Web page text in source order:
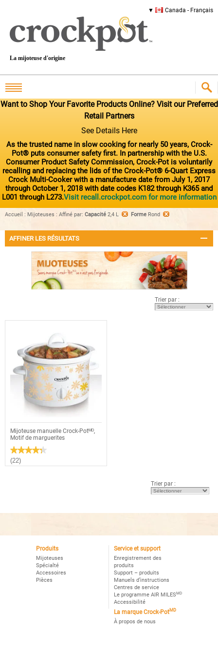
Canada - Français
La mijoteuse d'origine
Want to Shop Your Favorite Products Online? Visit our Preferred
Retail Partners
See Details Here
As the trusted name in slow cooking for nearly 50 years, Crock-
Pot® puts consumer safety first. In partnership with the U.S.
Consumer Product Safety Commission, Crock-Pot is voluntarily
recalling and replacing the lids of the Crock-Pot® 6-Quart Express
Crock Multi-Cooker with a manufacture date from July 1, 2017
through October 1, 2018 with date codes K182 through K365 and
L001 through L273.Visit recall.crockpot.com for more information
Accueil : Mijoteuses : Affiné par: Capacité 2,4 L Forme Rond
AFFINER LES RÉSULTATS
Trier par :
Mijoteuse manuelle Crock-Potᴹᴰ,
Motif de marguerites
★★★★★
★★★★★
4.3
étoile(s)
Motif
marguerites
(22)
Trier par :
Produits
Mijoteuses
Spécialté
Accessoires
Pièces
Service et support
Enregistrement des
produits
Support – produits
Manuels d’instructions
Centres de service
Le programme AIR MILESMD
Accessibilité
La marque Crock-PotMD
À propos de nous